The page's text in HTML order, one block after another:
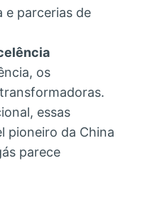
e parcerias de
os
essas
pioneiro da China
parece